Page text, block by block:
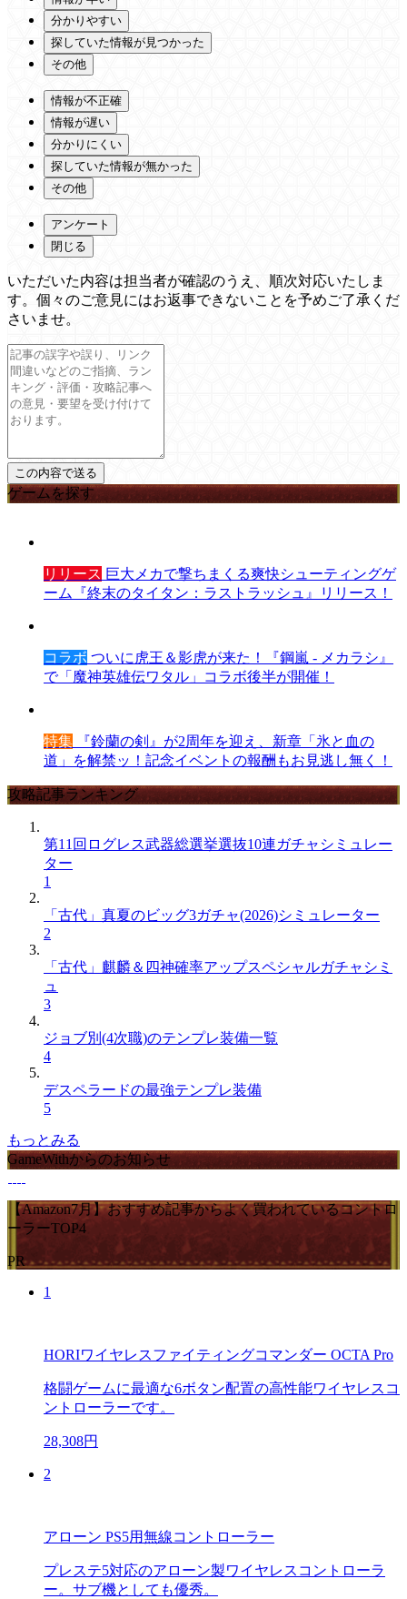
分かりやすい
探していた情報が見つかった
その他
情報が不正確
情報が遅い
分かりにくい
探していた情報が無かった
その他
アンケート
閉じる
いただいた内容は担当者が確認のうえ、順次対応いたしま
す。個々のご意見にはお返事できないことを予めご了承くだ
さいませ。
ゲームを探す
リリース 巨大メカで撃ちまくる爽快シューティングゲ
ーム『終末のタイタン：ラストラッシュ』リリース！
コラボ ついに虎王＆影虎が来た！『鋼嵐 - メカラシ』
で「魔神英雄伝ワタル」コラボ後半が開催！
特集 『鈴蘭の剣』が2周年を迎え、新章「氷と血の
道」を解禁ッ！記念イベントの報酬もお見逃し無く！
攻略記事ランキング
第11回ログレス武器総選挙選抜10連ガチャシミュレー
ター
1
「古代」真夏のビッグ3ガチャ(2026)シミュレーター
2
「古代」麒麟＆四神確率アップスペシャルガチャシミ
ュ
3
ジョブ別(4次職)のテンプレ装備一覧
4
デスペラードの最強テンプレ装備
5
もっとみる
GameWithからのお知らせ
【Amazon7月】おすすめ記事からよく買われているコントロ
ーラーTOP4
PR
1
HORIワイヤレスファイティングコマンダー OCTA Pro
格闘ゲームに最適な6ボタン配置の高性能ワイヤレスコ
ントローラーです。
28,308円
2
アローン PS5用無線コントローラー
プレステ5対応のアローン製ワイヤレスコントローラ
ー。サブ機としても優秀。